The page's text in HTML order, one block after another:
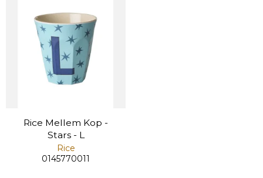
Rice Mellem Kop -
Stars - L
Rice
0145770011